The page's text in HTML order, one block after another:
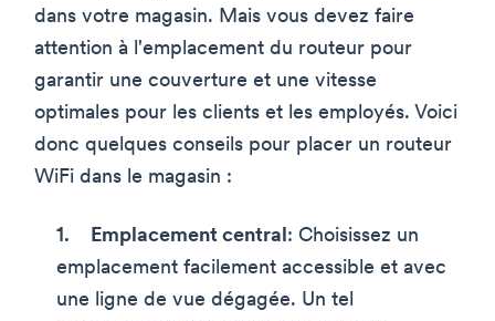
dans votre magasin. Mais vous devez faire
attention à l'emplacement du routeur pour
garantir une couverture et une vitesse
optimales pour les clients et les employés. Voici
donc quelques conseils pour placer un routeur
WiFi dans le magasin :
Emplacement central: Choisissez un
emplacement facilement accessible et avec
une ligne de vue dégagée. Un tel